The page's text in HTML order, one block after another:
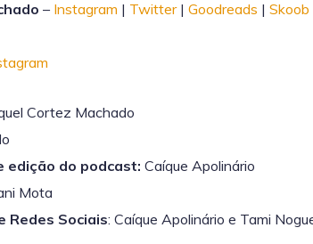
– Instagram | Twitter| Goodreads | Skoob
Cortez Machado
edição do podcast: Caíque Apolinário
Mota
Redes Sociais: Caíque Apolinário e Tami